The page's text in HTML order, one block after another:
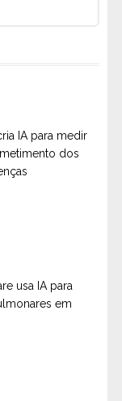
IA para medir
dos
usa IA para
em